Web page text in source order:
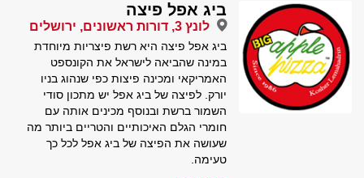
ביג אפל פיצה
לונץ 3, דורות ראשונים, ירושלים
ביג אפל פיצה היא רשת פיצריות מיוחדת
במינה שהביאה לישראל את הקונספט
האמריקאי ומכינה פיצות כפי שנהוג בניו
יורק. לפיצה של ביג אפל יש מתכון סודי
השמור ברשת ובנוסף מכינים אותה עם
חומרי הגלם האיכותיים והטריים ביותר מה
שעושה את הפיצה של ביג אפל לכל כך
טעימה.